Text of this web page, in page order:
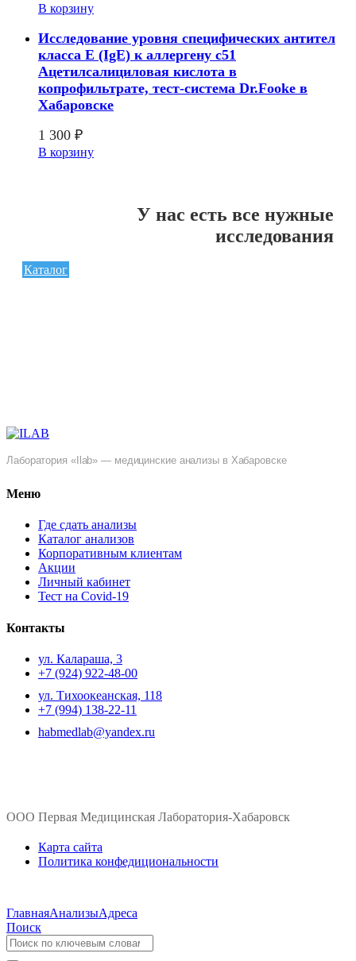
В корзину
Исследование уровня специфических антител
класса E (IgE) к аллергену c51
Ацетилсалициловая кислота в
копрофильтрате, тест-система Dr.Fooke в
Хабаровске
1 300 ₽
В корзину
У нас есть все нужные
исследования
Каталог
Лаборатория «Ilab» — медицинские анализы в Хабаровске
Меню
Где сдать анализы
Каталог анализов
Корпоративным клиентам
Акции
Личный кабинет
Тест на Covid-19
Контакты
ул. ​Калараша, 3
+7 (924) 922-48-00
ул. ​Тихоокеанская, 118
+7 (994) 138-22-11
habmedlab@yandex.ru
ООО Первая Медицинская Лаборатория-Хабаровск
Карта сайта
Политика конфедициональности
ГлавнаяАнализыАдреса
Поиск